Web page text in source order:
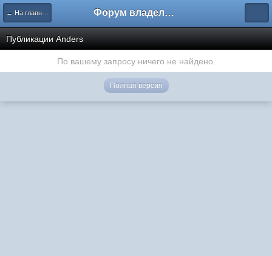
← На главную Форум владельцев интернет-магазинов
Публикации Anders
По вашему запросу ничего не найдено.
Полная версия